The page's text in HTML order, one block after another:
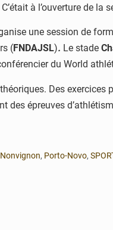
à l’ouverture de la
une session de
(FNDAJSL). Le stade
du World
Des
épreuves
, Porto-Novo,